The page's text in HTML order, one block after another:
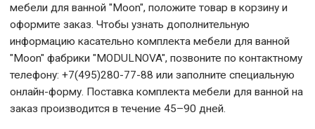
мебели для ванной "Moon", положите товар в корзину и
оформите заказ. Чтобы узнать дополнительную
информацию касательно комплекта мебели для ванной
"Moon" фабрики "MODULNOVA", позвоните по контактному
телефону: +7(495)280-77-88 или заполните специальную
онлайн-форму. Поставка комплекта мебели для ванной на
заказ производится в течение 45–90 дней.